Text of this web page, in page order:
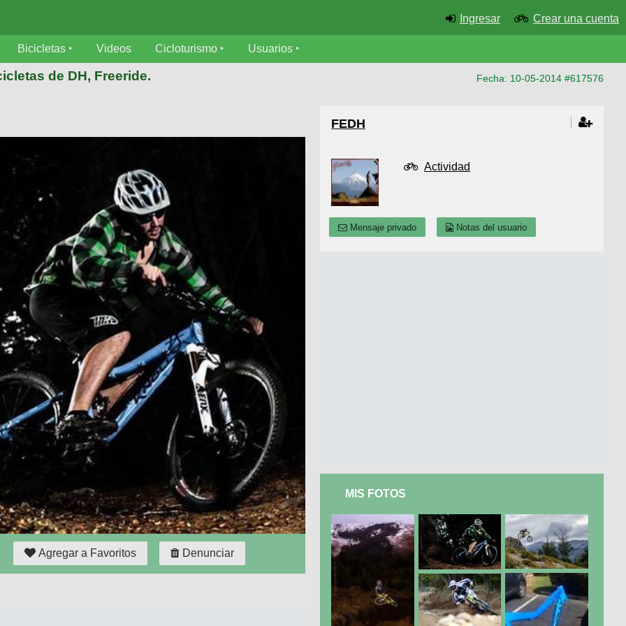
Ingresar Crear una cuenta
Bicicletas Videos Cicloturismo Usuarios
de DH, Freeride. Fecha: 10-05-2014 #617576
Agregar a Favoritos Denunciar
FEDH
Actividad
Mensaje privado Notas del usuario
MIS FOTOS